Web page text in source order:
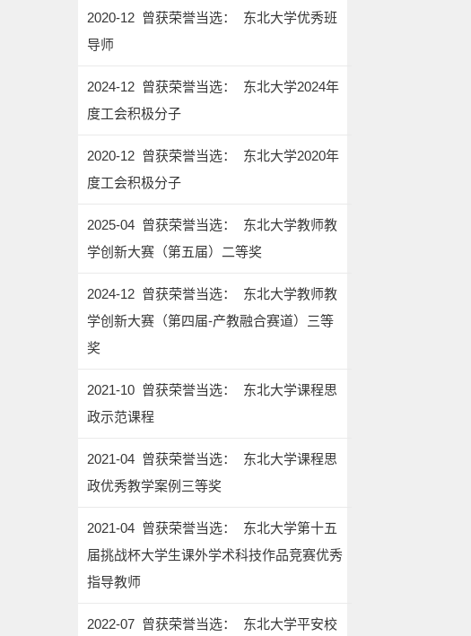
2020-12 曾获荣誉当选： 东北大学优秀班
导师
2024-12 曾获荣誉当选： 东北大学2024年
度工会积极分子
2020-12 曾获荣誉当选： 东北大学2020年
度工会积极分子
2025-04 曾获荣誉当选： 东北大学教师教
学创新大赛（第五届）二等奖
2024-12 曾获荣誉当选： 东北大学教师教
学创新大赛（第四届-产教融合赛道）三等
奖
2021-10 曾获荣誉当选： 东北大学课程思
政示范课程
2021-04 曾获荣誉当选： 东北大学课程思
政优秀教学案例三等奖
2021-04 曾获荣誉当选： 东北大学第十五
届挑战杯大学生课外学术科技作品竞赛优秀
指导教师
2022-07 曾获荣誉当选： 东北大学平安校